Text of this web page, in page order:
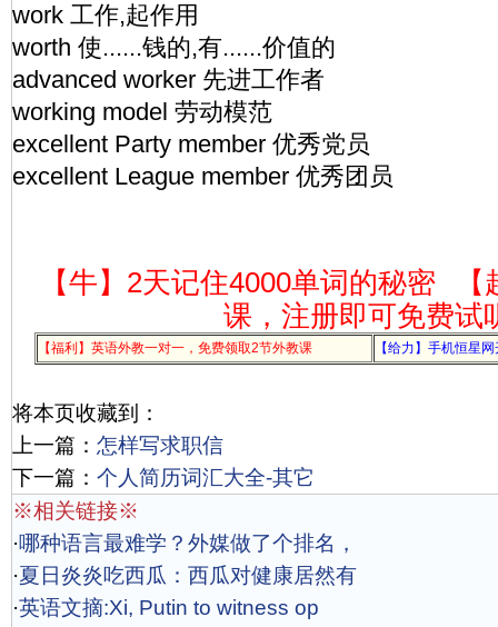
work 工作,起作用
worth 使......钱的,有......价值的
advanced worker 先进工作者
working model 劳动模范
excellent Party member 优秀党员
excellent League member 优秀团员
【牛】2天记住4000单词的秘密
课，注册即可免费试
【福利】英语外教一对一，免费领取2节外教课 【给力】手机恒星
将本页收藏到：
上一篇： 怎样写求职信
下一篇： 个人简历词汇大全-其它
※相关链接※
·哪种语言最难学？外媒做了个排名，
·夏日炎炎吃西瓜：西瓜对健康居然有
·英语文摘:Xi, Putin to witness op